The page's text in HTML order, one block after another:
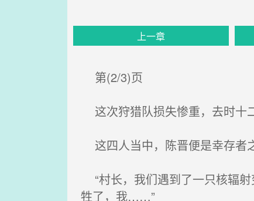
上一章
第(2/3)页
这次狩猎队损失惨重，去时十
这四人当中，陈晋便是幸存者
“村长，我们遇到了一只核辐
牲了，我……”